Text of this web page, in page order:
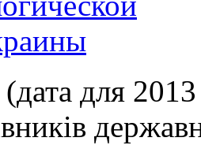
(дата для